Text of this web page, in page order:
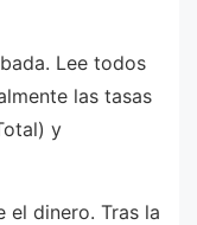
Lee todos
las tasas
y
el dinero. Tras la